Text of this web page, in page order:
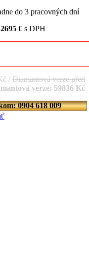
do 3 pracovných dní
€s DPH
/ Diamantová verze před
verze: 59836 Kč
0904 618 009